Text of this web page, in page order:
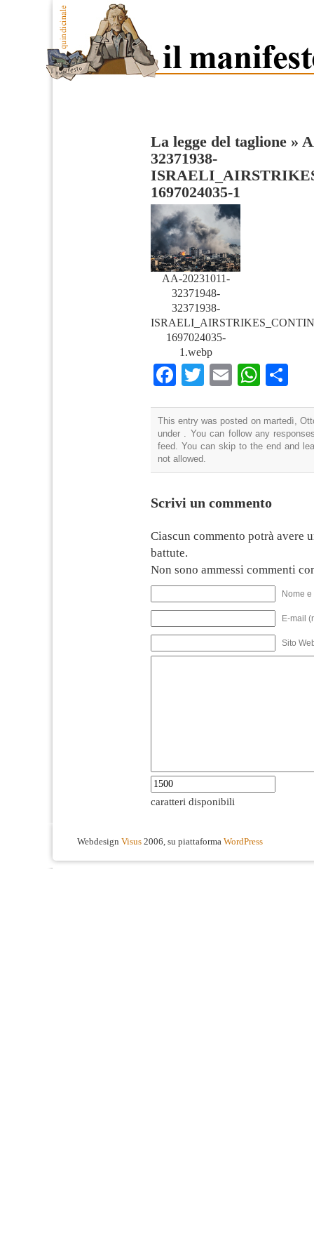
La legge del taglione »
32371938-
1697024035-1
AA-20231011-
32371948-
32371938-
1697024035-
1.webp
Facebook
TwitterEmail
This entry was posted on martedì,
under . You can follow any
feed. You can skip to the end and
not allowed.
Scrivi un commento
Ciascun commento potrà avere
battute.
Non sono ammessi commenti
Nome
E-mail
Sito
caratteri disponibili
Webdesign Visus 2006, su piattaforma WordPress